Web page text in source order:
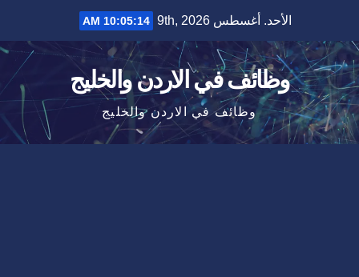
content
الأحد. أغسطس 9th, 2026 10:05:14 AM
وظائف في الاردن والخليج
وظائف في الاردن والخليج